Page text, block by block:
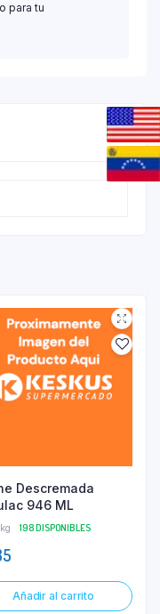
para tu
Descremada
946 ML
198 DISPONIBLES
Añadir al carrito